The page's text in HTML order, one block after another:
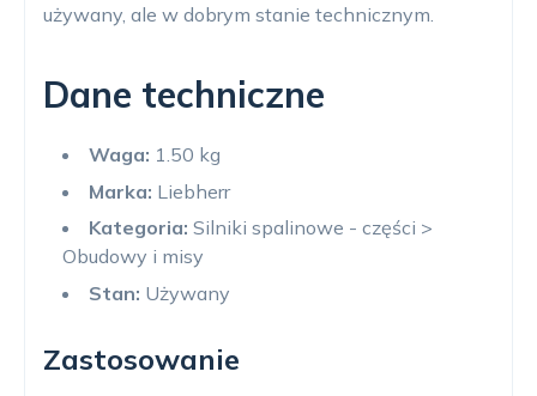
używany, ale w dobrym stanie technicznym.
Dane techniczne
Waga: 1.50 kg
Marka: Liebherr
Kategoria: Silniki spalinowe - części >
Obudowy i misy
Stan: Używany
Zastosowanie